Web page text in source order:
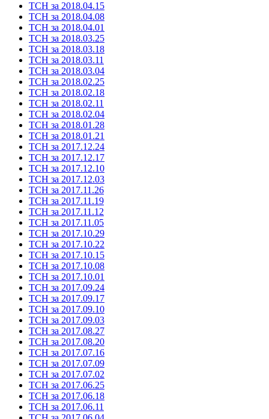
ТСН за 2018.04.15
ТСН за 2018.04.08
ТСН за 2018.04.01
ТСН за 2018.03.25
ТСН за 2018.03.18
ТСН за 2018.03.11
ТСН за 2018.03.04
ТСН за 2018.02.25
ТСН за 2018.02.18
ТСН за 2018.02.11
ТСН за 2018.02.04
ТСН за 2018.01.28
ТСН за 2018.01.21
ТСН за 2017.12.24
ТСН за 2017.12.17
ТСН за 2017.12.10
ТСН за 2017.12.03
ТСН за 2017.11.26
ТСН за 2017.11.19
ТСН за 2017.11.12
ТСН за 2017.11.05
ТСН за 2017.10.29
ТСН за 2017.10.22
ТСН за 2017.10.15
ТСН за 2017.10.08
ТСН за 2017.10.01
ТСН за 2017.09.24
ТСН за 2017.09.17
ТСН за 2017.09.10
ТСН за 2017.09.03
ТСН за 2017.08.27
ТСН за 2017.08.20
ТСН за 2017.07.16
ТСН за 2017.07.09
ТСН за 2017.07.02
ТСН за 2017.06.25
ТСН за 2017.06.18
ТСН за 2017.06.11